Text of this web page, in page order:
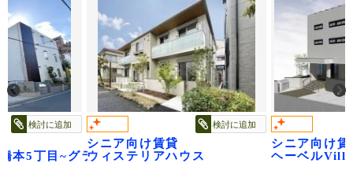
検討に追加
本5丁目~グランビレッジ橋本~
検討に追加
シニア向け賃貸
ウィステリアハウス
シニア向け賃
ヘーベル